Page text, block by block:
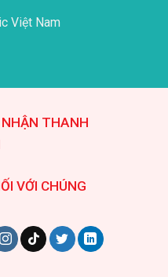
Việt Nam
THANH
VỚI CHÚNG